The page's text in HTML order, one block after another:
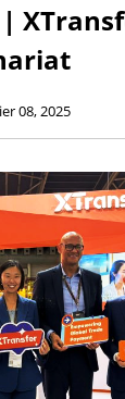
|
08, 2025